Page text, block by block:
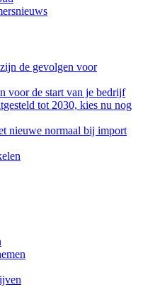
de gevolgen voor
voor de start van je bedrijf
tot 2030, kies nu nog
nieuwe normaal bij import